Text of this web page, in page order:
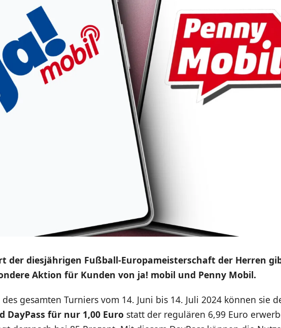
der diesjährigen Fußball-Europameisterschaft der Herren
Aktion für Kunden von ja! mobil und Penny Mobil.
gesamten Turniers vom 14. Juni bis 14. Juli 2024 können sie
DayPass für nur 1,00 Euro statt der regulären 6,99 Euro